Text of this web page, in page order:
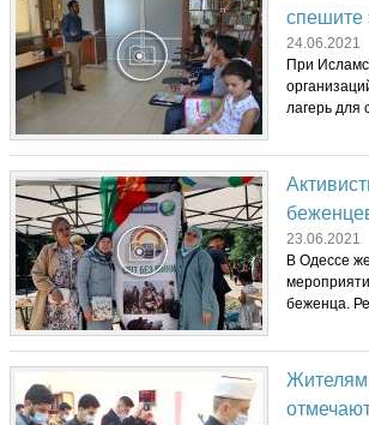
спешите
24.06.2021
При
лагерь для
23.06.2021
В Одессе
беженца.
Жителям